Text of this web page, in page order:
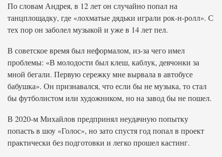
По словам Андрея, в 12 лет он случайно попал на
танцплощадку, где «лохматые дядьки играли рок-н-ролл». С
тех пор он заболел музыкой и уже в 14 лет пел.
В советское время был неформалом, из-за чего имел
проблемы: «В молодости был клеш, каблук, девчонки за
мной бегали. Первую сережку мне вырвала в автобусе
бабушка». Он признавался, что если бы не музыка, то стал
бы футболистом или художником, но на завод бы не пошел.
В 2020-м Михайлов предпринял неудачную попытку
попасть в шоу «Голос», но зато спустя год попал в проект
практически без подготовки и легко прошел кастинг.